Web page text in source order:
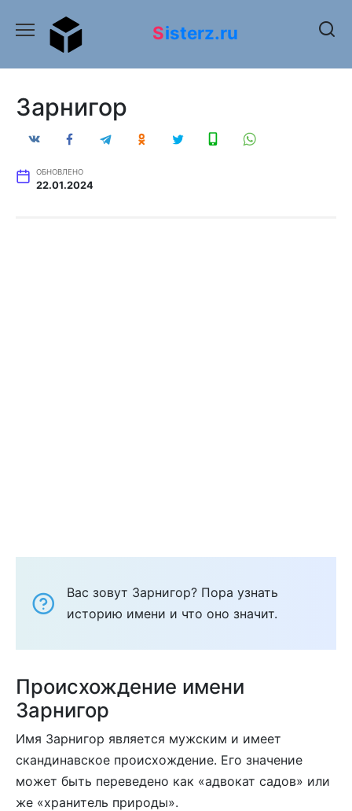
содержанию
Sisterz.ru
Зарнигор
ОБНОВЛЕНО
22.01.2024
Вас зовут Зарнигор? Пора узнать
историю имени и что оно значит.
Происхождение имени
Зарнигор
Имя Зарнигор является мужским и имеет
скандинавское происхождение. Его значение
может быть переведено как «адвокат садов» или
же «хранитель природы».